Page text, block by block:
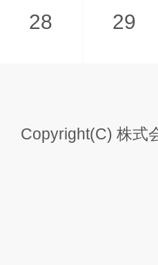
28 29
Copyright(C) 株式